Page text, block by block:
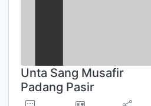
Unta Sang Musafir
Padang Pasir